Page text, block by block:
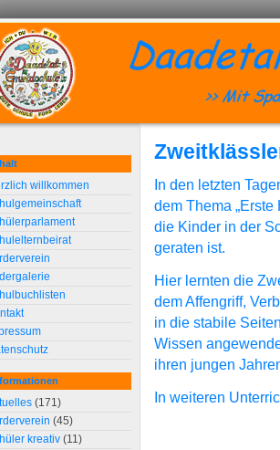
In den letzten
dem Thema
die Kinder in der
geraten ist.
Hier lernten die
dem Affengriff,
in die stabile
Wissen
ihren jungen
In weiteren
willkommen
(171)
(45)
kreativ (11)